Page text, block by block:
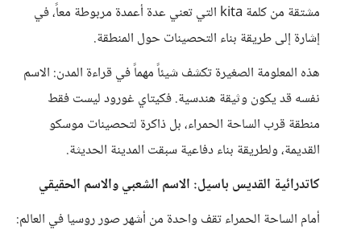
مشتقة من كلمة kita التي تعني عدة أعمدة مربوطة معاً، في
إشارة إلى طريقة بناء التحصينات حول المنطقة.
هذه المعلومة الصغيرة تكشف شيئاً مهماً في قراءة المدن: الاسم
نفسه قد يكون وثيقة هندسية. فكيتاي غورود ليست فقط
منطقة قرب الساحة الحمراء، بل ذاكرة لتحصينات موسكو
القديمة، ولطريقة بناء دفاعية سبقت المدينة الحديثة.
كاتدرائية القديس باسيل: الاسم الشعبي والاسم الحقيقي
أمام الساحة الحمراء تقف واحدة من أشهر صور روسيا في العالم: